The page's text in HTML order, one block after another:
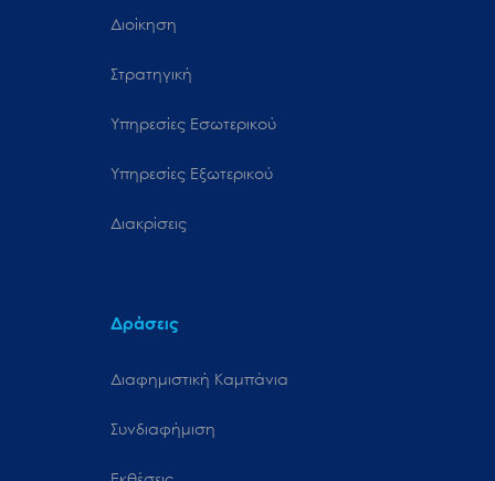
Διοίκηση
Στρατηγική
Υπηρεσίες Εσωτερικού
Υπηρεσίες Εξωτερικού
Διακρίσεις
Δράσεις
Διαφημιστική Καμπάνια
Συνδιαφήμιση